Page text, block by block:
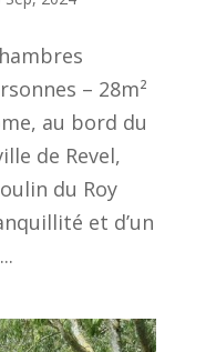
– 28m²
au bord du
de Revel,
du Roy
et d’un